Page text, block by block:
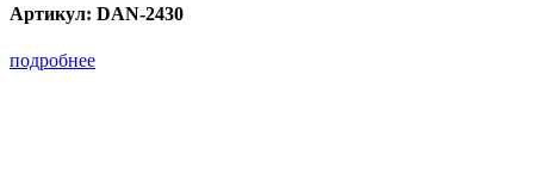
Артикул: DAN-2430
подробнее